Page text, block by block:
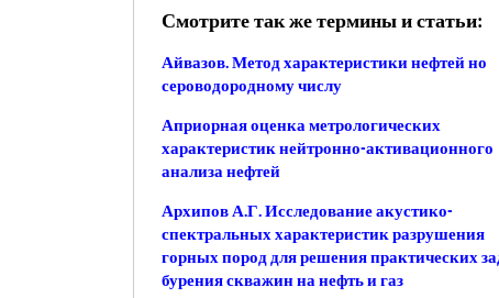
Смотрите так же термины и статьи:
Айвазов. Метод характеристики нефтей но
сероводородному числу
Априорная оценка метрологических
характеристик нейтронно-активационного
анализа нефтей
Архипов А.Г. Исследование акустико-
спектральных характеристик разрушения
горных пород для решения практических
бурения скважин на нефть и газ